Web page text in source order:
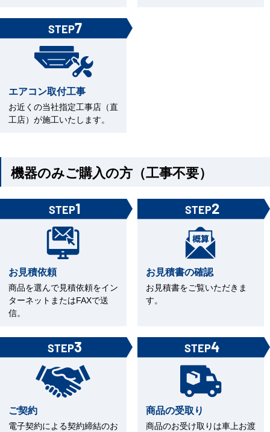
STEP7
エアコン取付工事
お近くの当社指定工事店（直
工店）が施工いたします。
機器のみご購入の方（工事不要）
STEP1
お見積依頼
商品を選んで見積依頼をイン
ターネットまたはFAXで送
信。
STEP2
お見積書の確認
お見積書をご覧いただきま
す。
STEP3
ご契約
電子契約による契約締結のお
STEP4
商品の受取り
商品のお受け取りは車上お渡